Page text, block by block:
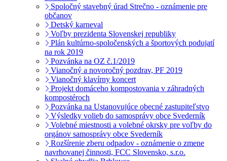
Spoločný stavebný úrad Strečno - oznámenie pre
občanov
Detský karneval
Voľby prezidenta Slovenskej republiky
Plán kultúrno-spoločenských a športových podujatí
na rok 2019
Pozvánka na OZ č.1/2019
Vianočný a novoročný pozdrav, PF 2019
Vianočný klavírny koncert
Projekt domáceho kompostovania v záhradných
kompostéroch
Pozvánka na Ustanovujúce obecné zastupiteľstvo
Výsledky volieb do samosprávy obce Svederník
Volebné miestnosti a volebné okrsky pre voľby do
orgánov samosprávy obce Svederník
Rozšírenie zberu odpadov - oznámenie o zmene
navrhovanej činnosti, FCC Slovensko, s.r.o.